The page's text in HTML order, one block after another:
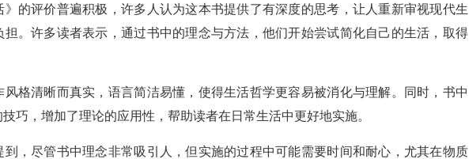
的评价普遍积极，许多人认为这本书提供了有深度的思考，让人重新审视现代生
担。许多读者表示，通过书中的理念与方法，他们开始尝试简化自己的生活，取得
格清晰而真实，语言简洁易懂，使得生活哲学更容易被消化与理解。同时，书中
巧，增加了理论的应用性，帮助读者在日常生活中更好地实施。
到，尽管书中理念非常吸引人，但实施的过程中可能需要时间和耐心，尤其在物质